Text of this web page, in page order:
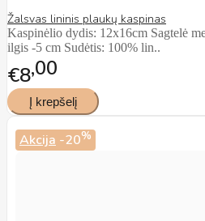
Žalsvas lininis plaukų kaspinas
Kaspinėlio dydis: 12x16cm Sagtelė
ilgis -5 cm Sudėtis: 100% lin..
€800
Akcija -20%